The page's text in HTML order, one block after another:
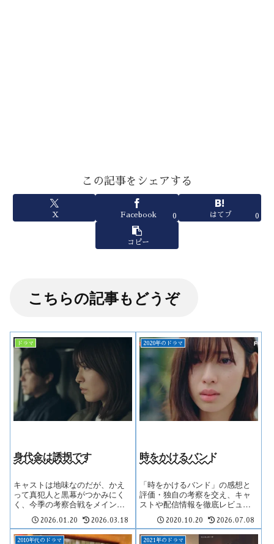
この記事をシェアする
X Facebook 0 はてブ 0
コピー
こちらの記事もどうぞ
ドラマ
身代金は誘拐です
キャストは地味なのだが、かえ
って真犯人と黒幕がつかみにく
く、今季の考察合戦をメインド
2026.01.20 2026.03.18
2020年のドラマ
時をかけるバンド
「時をかけるバンド」の感想と
評価・独自の考察を交え、キャ
ストや配信情報を徹底レビュ
2020.10.20 2026.07.08
2010年代のドラマ 2021年のドラマ